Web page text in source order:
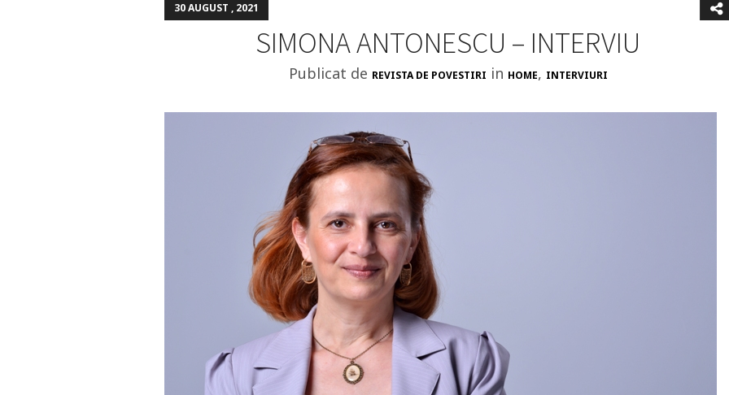
30 AUGUST , 2021
SIMONA ANTONESCU – INTERVIU
Publicat de REVISTA DE POVESTIRI in HOME, INTERVIURI